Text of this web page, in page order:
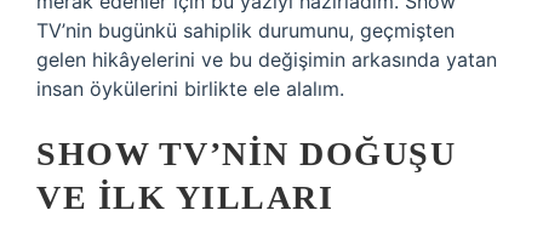
TV’nin bugünkü sahiplik durumunu, geçmişten
gelen hikâyelerini ve bu değişimin arkasında yatan
insan öykülerini birlikte ele alalım.
SHOW TV’NIN DOĞUŞU
VE İLK YILLARI